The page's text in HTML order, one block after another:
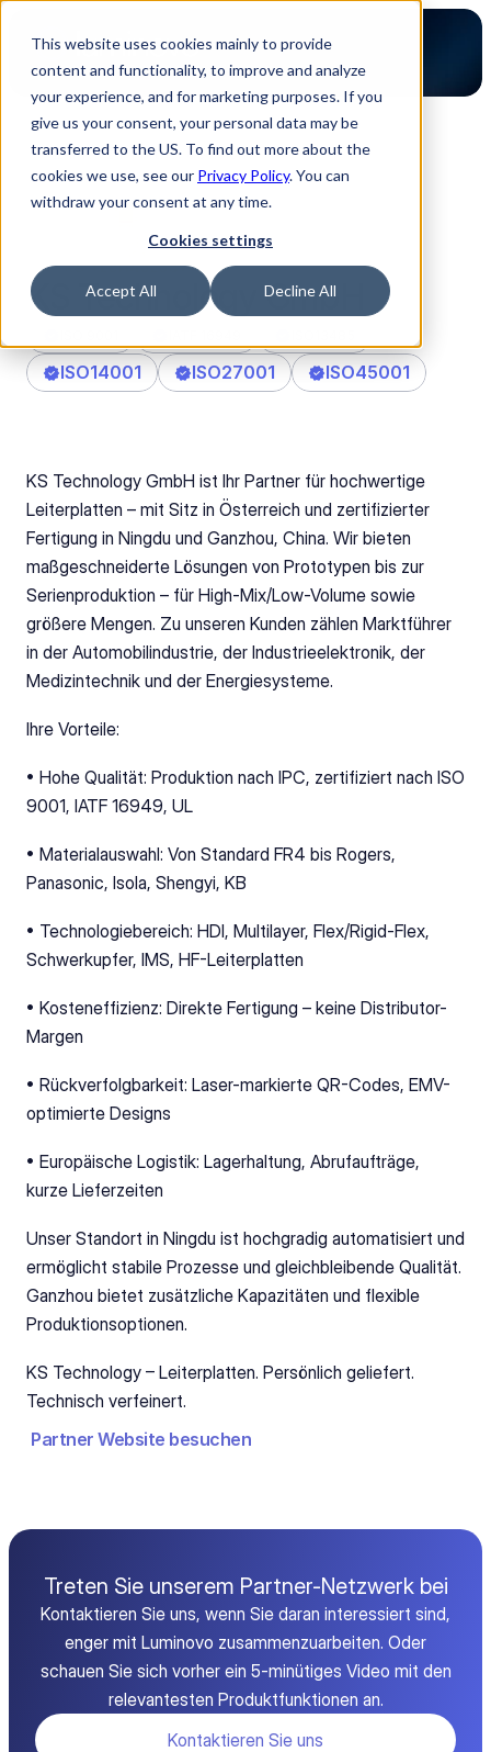
This website uses cookies mainly to provide
content and functionality, to improve and analyze
your experience, and for marketing purposes. If you
give us your consent, your personal data may be
transferred to the US. To find out more about the
cookies we use, see our Privacy Policy. You can
withdraw your consent at any time.
Cookies settings
Accept All Decline All
Zurück zur Partner Übersicht
KS Technology GmbH
ISO14001 ISO27001 ISO45001
KS Technology GmbH ist Ihr Partner für hochwertige
Leiterplatten – mit Sitz in Österreich und zertifizierter
Fertigung in Ningdu und Ganzhou, China. Wir bieten
maßgeschneiderte Lösungen von Prototypen bis zur
Serienproduktion – für High-Mix/Low-Volume sowie
größere Mengen. Zu unseren Kunden zählen Marktführer
in der Automobilindustrie, der Industrieelektronik, der
Medizintechnik und der Energiesysteme.
Ihre Vorteile:
• Hohe Qualität: Produktion nach IPC, zertifiziert nach ISO
9001, IATF 16949, UL
• Materialauswahl: Von Standard FR4 bis Rogers,
Panasonic, Isola, Shengyi, KB
• Technologiebereich: HDI, Multilayer, Flex/Rigid-Flex,
Schwerkupfer, IMS, HF-Leiterplatten
• Kosteneffizienz: Direkte Fertigung – keine Distributor-
Margen
• Rückverfolgbarkeit: Laser-markierte QR-Codes, EMV-
optimierte Designs
• Europäische Logistik: Lagerhaltung, Abrufaufträge,
kurze Lieferzeiten
Unser Standort in Ningdu ist hochgradig automatisiert und
ermöglicht stabile Prozesse und gleichbleibende Qualität.
Ganzhou bietet zusätzliche Kapazitäten und flexible
Produktionsoptionen.
KS Technology – Leiterplatten. Persönlich geliefert.
Technisch verfeinert.
Partner Website besuchen
Treten Sie unserem Partner-Netzwerk bei
Kontaktieren Sie uns, wenn Sie daran interessiert sind,
enger mit Luminovo zusammenzuarbeiten. Oder
schauen Sie sich vorher ein 5-minütiges Video mit den
relevantesten Produktfunktionen an.
Kontaktieren Sie uns